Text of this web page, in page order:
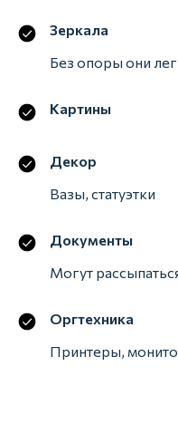
Зеркала
Без опоры они
Картины
Декор
Вазы, статуэтки
Документы
Могут
Оргтехника
Принтеры,
и о порядке их